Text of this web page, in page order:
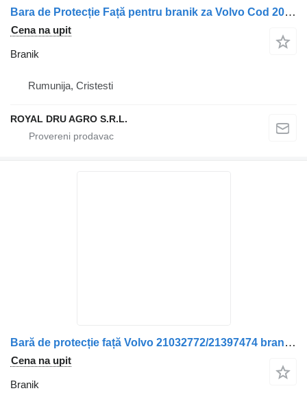
Bara de Protecție Față pentru branik za Volvo Cod 20713560 kamiona
Cena na upit
Branik
Rumunija, Cristesti
ROYAL DRU AGRO S.R.L.
Bară de protecție față Volvo 21032772/21397474 branik za kamiona
Cena na upit
Branik